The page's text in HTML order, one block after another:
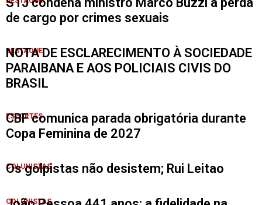
de cargo por crimes sexuais
DESTAQUE
NOTA DE ESCLARECIMENTO À SOCIEDADE
PARAIBANA E AOS POLICIAIS CIVIS DO
BRASIL
ESPORTES
CBF comunica parada obrigatória durante
Copa Feminina de 2027
COLUNISTAS
Os golpistas não desistem; Rui Leitao
COLUNISTAS